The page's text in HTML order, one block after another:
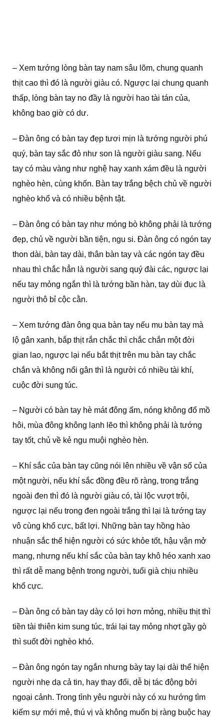
– Xem tướng lòng bàn tay nam sâu lõm, chung quanh
thịt cao thì đó là người giàu có. Ngược lại chung quanh
thấp, lòng bàn tay no đầy là người hao tài tán của,
không bao giờ có dư.
– Đàn ông có bàn tay đẹp tươi mịn là tướng người phú
quý, bàn tay sắc đỏ như son là người giàu sang. Nếu
tay có màu vàng như nghệ hay xanh xám đều là người
nghèo hèn, cùng khốn. Bàn tay trắng bệch chủ về người
nghèo khổ và có nhiều bệnh tật.
– Đàn ông có bàn tay như móng bò không phải là tướng
đẹp, chủ về người bần tiện, ngu si. Đàn ông có ngón tay
thon dài, bàn tay dài, thân bàn tay và các ngón tay đều
nhau thì chắc hẳn là người sang quý đài các, ngược lại
nếu tay mỏng ngắn thì là tướng bần hàn, tay dùi đục là
người thô bỉ cộc cằn.
– Xem tướng đàn ông qua bàn tay nếu mu bàn tay mà
lộ gân xanh, bắp thịt rắn chắc thì chắc chắn một đời
gian lao, ngược lại nếu bắt thịt trên mu bàn tay chắc
chắn và không nổi gân thì là người có nhiều tài khí,
cuộc đời sung túc.
– Người có bàn tay hè mát đông ấm, nóng không đổ mồ
hôi, mùa đông không lạnh lẽo thì không phải là tướng
tay tốt, chủ về kẻ ngu muội nghèo hèn.
– Khí sắc của bàn tay cũng nói lên nhiều về vận số của
một người, nếu khí sắc đồng đều rõ ràng, trong trắng
ngoài đen thì đó là người giàu có, tài lộc vượt trội,
ngược lại nếu trong đen ngoài trắng thì lại là tướng tay
vô cùng khổ cực, bất lợi. Những bàn tay hồng hào
nhuận sắc thể hiện người có sức khỏe tốt, hậu vận mở
mang, nhưng nếu khí sắc của bàn tay khô héo xanh xao
thì rất dễ mang bệnh trong người, tuổi già chịu nhiều
khổ cực.
– Đàn ông có bàn tay dày có lợi hơn mỏng, nhiều thịt thì
tiền tài thiên kim sung túc, trái lại tay mỏng nhợt gầy gò
thì suốt đời nghèo khó.
– Đàn ông ngón tay ngắn nhưng bày tay lại dài thể hiện
người nhẹ dạ cả tin, hay thay đổi, dễ bị tác động bởi
ngoại cảnh. Trong tình yêu người này có xu hướng tìm
kiếm sự mới mẻ, thú vị và không muốn bị ràng buộc hay